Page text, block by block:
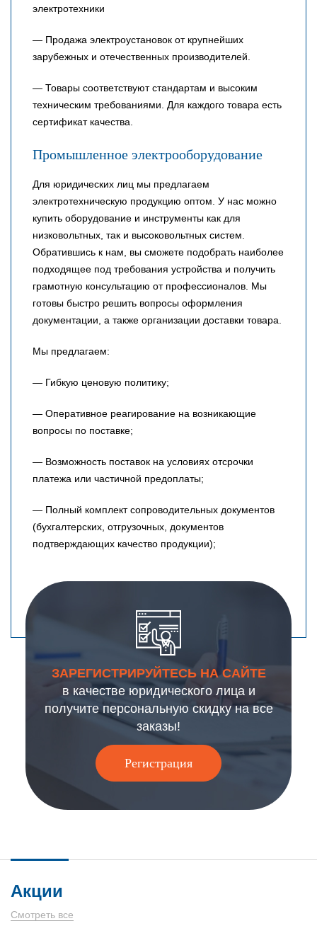
электротехники
— Продажа электроустановок от крупнейших
зарубежных и отечественных производителей.
— Товары соответствуют стандартам и высоким
техническим требованиями. Для каждого товара есть
сертификат качества.
Промышленное электрооборудование
Для юридических лиц мы предлагаем
электротехническую продукцию оптом. У нас можно
купить оборудование и инструменты как для
низковольтных, так и высоковольтных систем.
Обратившись к нам, вы сможете подобрать наиболее
подходящее под требования устройства и получить
грамотную консультацию от профессионалов. Мы
готовы быстро решить вопросы оформления
документации, а также организации доставки товара.
Мы предлагаем:
— Гибкую ценовую политику;
— Оперативное реагирование на возникающие
вопросы по поставке;
— Возможность поставок на условиях отсрочки
платежа или частичной предоплаты;
— Полный комплект сопроводительных документов
(бухгалтерских, отгрузочных, документов
подтверждающих качество продукции);
ЗАРЕГИСТРИРУЙТЕСЬ НА САЙТЕ
в качестве юридического лица и
получите персональную скидку на все
заказы!
Регистрация
Акции
Смотреть все